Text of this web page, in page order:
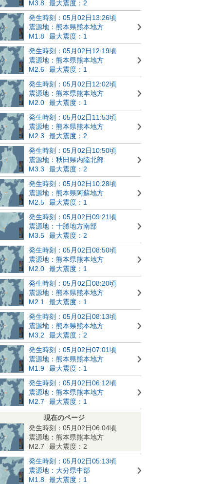
M3.8
最大震度：2
発生時刻：05月02日13:26頃
震源地：熊本県熊本地方
M1.8
最大震度：1
発生時刻：05月02日12:19頃
震源地：熊本県熊本地方
M2.6
最大震度：1
発生時刻：05月02日12:02頃
震源地：熊本県熊本地方
M2.0
最大震度：1
発生時刻：05月02日11:53頃
震源地：熊本県熊本地方
M2.3
最大震度：2
発生時刻：05月02日10:50頃
震源地：秋田県内陸北部
M3.3
最大震度：2
発生時刻：05月02日10:28頃
震源地：熊本県阿蘇地方
M2.5
最大震度：1
発生時刻：05月02日09:21頃
震源地：十勝地方南部
M3.5
最大震度：2
発生時刻：05月02日08:50頃
震源地：熊本県熊本地方
M2.0
最大震度：1
発生時刻：05月02日08:20頃
震源地：熊本県熊本地方
M2.1
最大震度：1
発生時刻：05月02日08:13頃
震源地：熊本県熊本地方
M3.2
最大震度：2
発生時刻：05月02日07:01頃
震源地：熊本県熊本地方
M1.9
最大震度：1
発生時刻：05月02日06:12頃
震源地：熊本県熊本地方
M2.7
最大震度：1
現在のページ
発生時刻：05月02日06:04頃
震源地：熊本県熊本地方
M2.7
最大震度：2
発生時刻：05月02日05:13頃
震源地：大分県中部
M1.8
最大震度：1